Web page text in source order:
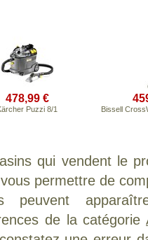
478,99 €
Puzzi 8/1 Bissell
qui vendent le
permettre de
peuvent
de la catégorie